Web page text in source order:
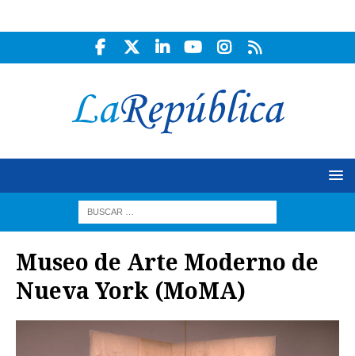
Museo de Arte Moderno de
Nueva York (MoMA)